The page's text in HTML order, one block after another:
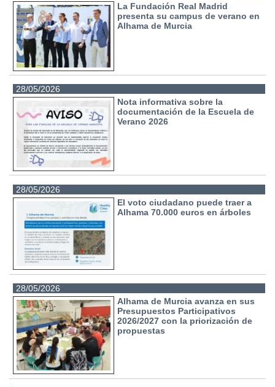
La Fundación Real Madrid
presenta su campus de verano en
Alhama de Murcia
28/05/2026
Nota informativa sobre la
documentación de la Escuela de
Verano 2026
28/05/2026
El voto ciudadano puede traer a
Alhama 70.000 euros en árboles
28/05/2026
Alhama de Murcia avanza en sus
Presupuestos Participativos
2026/2027 con la priorización de
propuestas